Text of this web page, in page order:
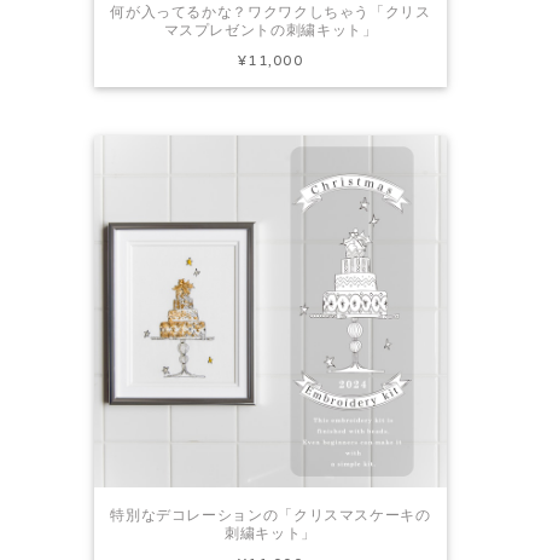
何が入ってるかな？ワクワクしちゃう「クリス
マスプレゼントの刺繍キット」
¥11,000
特別なデコレーションの「クリスマスケーキの
刺繍キット」